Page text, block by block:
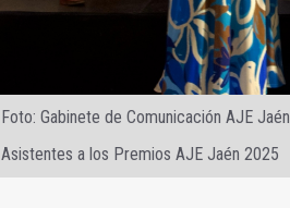
Foto: Gabinete de Comunicación AJE Jaén
Asistentes a los Premios AJE Jaén 2025